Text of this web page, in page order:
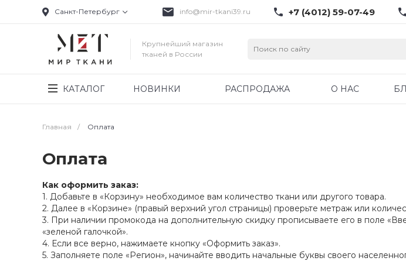
Санкт-Петербург info@mir-tkani39.ru +7 (4012) 59-07-49
Крупнейший магазин
тканей в России
КАТАЛОГ НОВИНКИ РАСПРОДАЖА О НАС
Главная / Оплата
Оплата
Как оформить заказ:
1. Добавьте в «Корзину» необходимое вам количество ткани или другого товара.
2. Далее в «Корзине» (правый верхний угол страницы) проверьте метраж или
3. При наличии промокода на дополнительную скидку прописываете его в поле
«зеленой галочкой».
4. Если все верно, нажимаете кнопку «Оформить заказ».
5. Заполняете поле «Регион», начинайте вводить начальные буквы своего